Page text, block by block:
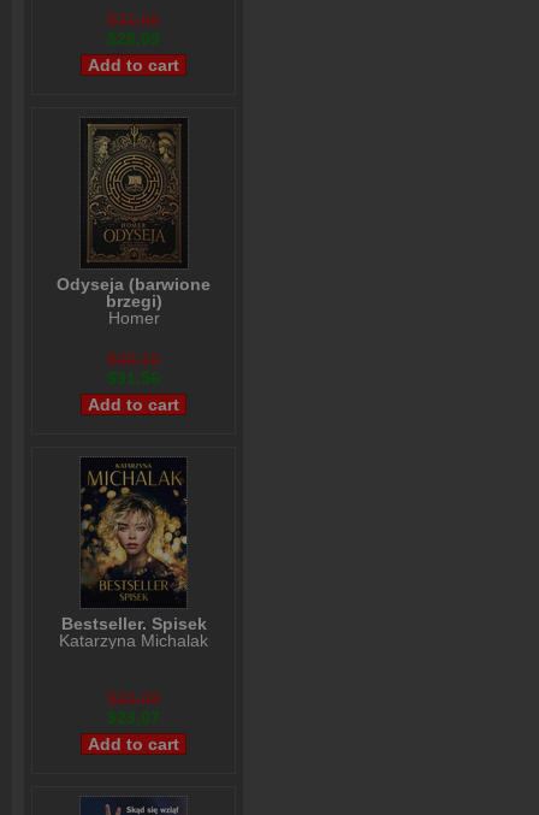
$31,66
$28,09
Odyseja (barwione
brzegi)
Homer
$40,10
$31,56
Bestseller. Spisek
Katarzyna Michalak
$30,09
$23,07